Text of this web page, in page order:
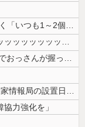
【悲報】 取引先専務「Aを20個注文する」 ぼく「いつも1～2個しか使...
【画像】北朝鮮のビアガール、エッッッッッッッッッッッッッッッッッ！
【画像】 例の美人すぎるおにぎり屋さん、裏でおっさんが握っていたｗｗｗ...
（ ´_ゝ`）中国「高市政権が法制化を進めた国家情報局の設置日が7月3...
力強化を」